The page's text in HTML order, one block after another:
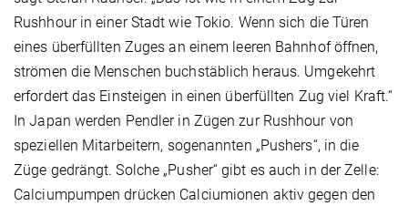
Rushhour in einer Stadt wie Tokio. Wenn sich die Türen
eines überfüllten Zuges an einem leeren Bahnhof öffnen,
strömen die Menschen buchstäblich heraus. Umgekehrt
erfordert das Einsteigen in einen überfüllten Zug viel Kraft.“
In Japan werden Pendler in Zügen zur Rushhour von
speziellen Mitarbeitern, sogenannten „Pushers“, in die
Züge gedrängt. Solche „Pusher“ gibt es auch in der Zelle:
Calciumpumpen drücken Calciumionen aktiv gegen den